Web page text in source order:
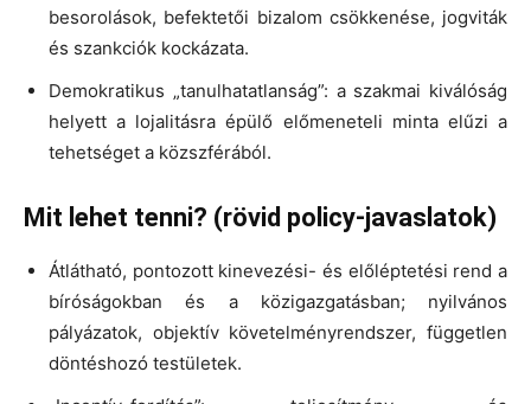
besorolások, befektetői bizalom csökkenése, jogviták
és szankciók kockázata.
Demokratikus „tanulhatatlanság”: a szakmai kiválóság
helyett a lojalitásra épülő előmeneteli minta elűzi a
tehetséget a közszférából.
Mit lehet tenni? (rövid policy-javaslatok)
Átlátható, pontozott kinevezési- és előléptetési rend a
bíróságokban és a közigazgatásban; nyilvános
pályázatok, objektív követelményrendszer, független
döntéshozó testületek.